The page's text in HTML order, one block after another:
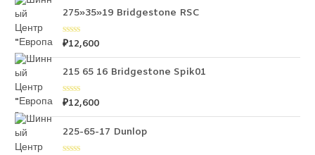
н
а
0
и
з
275»35»19 Bridgestone RSC
О
е
н
а
0
и
з
₽12,600
215 65 16 Bridgestone Spik01
О
н
а
₽12,600
225-65-17 Dunlop